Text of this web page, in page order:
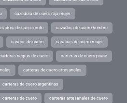
cazadora de cuero roja mujer
de cuero moto cazadora de cuero hombre
cascos de cuero casacas de cuero mujer
carteras negras de cuero carteras de cuero prune
carteras de cuero artesanales
carteras de cuero argentinas
carteras de cuero carteras artesanales de cuero